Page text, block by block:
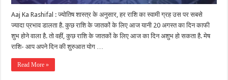
Aaj Ka Rashifal : ज्योतिष शास्त्र के अनुसार, हर राशि का स्वामी ग्रह उस पर सबसे
ज्यादा प्रभाव डालता है. कुछ राशि के जातकों के लिए आज यानी 20 अगस्त का दिन काफी
शुभ होने वाला है. तो वहीं, कुछ राशि के जातकों के लिए आज का दिन अशुभ हो सकता है. मेष
राशि- आप अपने दिन की शुरुआत योग …
Read More »